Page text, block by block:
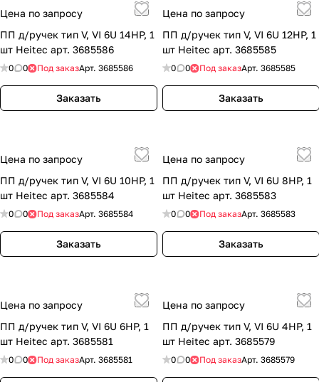
Цена по запросу
ПП д/ручек тип V, VI 6U 14HP, 1
шт Heitec арт. 3685586
0 0 Под заказАрт. 3685586
Заказать
Цена по запросу
ПП д/ручек тип V, VI 6U 12HP, 1
шт Heitec арт. 3685585
0 0 Под заказАрт. 3685585
Заказать
Цена по запросу
ПП д/ручек тип V, VI 6U 10HP, 1
шт Heitec арт. 3685584
0 0 Под заказАрт. 3685584
Заказать
Цена по запросу
ПП д/ручек тип V, VI 6U 8HP, 1
шт Heitec арт. 3685583
0 0 Под заказАрт. 3685583
Заказать
Цена по запросу
ПП д/ручек тип V, VI 6U 6HP, 1
шт Heitec арт. 3685581
0 0 Под заказАрт. 3685581
Цена по запросу
ПП д/ручек тип V, VI 6U 4HP, 1
шт Heitec арт. 3685579
0 0 Под заказАрт. 3685579